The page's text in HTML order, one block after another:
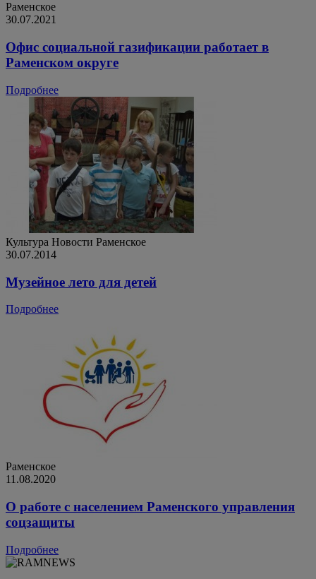
Раменское
30.07.2021
Офис социальной газификации работает в
Раменском округе
Подробнее
Культура Новости Раменское
30.07.2014
Музейное лето для детей
Подробнее
Раменское
11.08.2020
О работе с населением Раменского управления
соцзащиты
Подробнее